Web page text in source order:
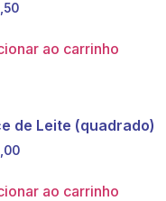
ao carrinho
de Leite (quadrado)
ao carrinho